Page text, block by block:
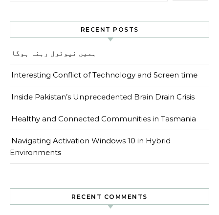
RECENT POSTS
ہمیں نیوٹرل رہنا ہوگا
Interesting Conflict of Technology and Screen time
Inside Pakistan’s Unprecedented Brain Drain Crisis
Healthy and Connected Communities in Tasmania
Navigating Activation Windows 10 in Hybrid
Environments
RECENT COMMENTS